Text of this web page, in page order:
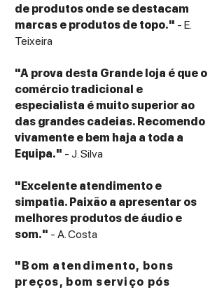
de produtos onde se destacam
marcas e produtos de topo." - E.
Teixeira
"A prova desta Grande loja é que o
comércio tradicional e
especialista é muito superior ao
das grandes cadeias. Recomendo
vivamente e bem haja a toda a
Equipa." - J. Silva
"Excelente atendimento e
simpatia. Paixão a apresentar os
melhores produtos de áudio e
som." - A. Costa
"Bom atendimento, bons
preços, bom serviço pós